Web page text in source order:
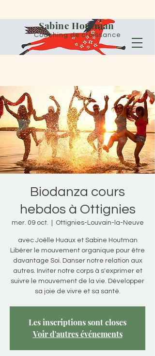
Sabine Houtman
Coaching de croissance
Biodanza cours
hebdos à Ottignies
mer. 09 oct. Ottignies-Louvain-la-Neuve
avec Joëlle Huaux et Sabine Houtman
Libérer le mouvement organique pour être
davantage Soi. Danser notre relation aux
autres. Inviter notre corps à s'exprimer et
suivre le mouvement de la vie. Développer
sa joie de vivre et sa santé.
Les inscriptions sont closes
Voir d'autres événements